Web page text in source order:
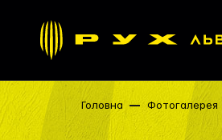
Головна Фотогалерея